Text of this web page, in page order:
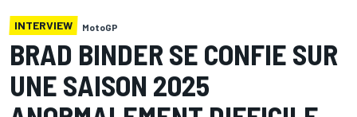
INTERVIEW MotoGP
BRAD BINDER SE CONFIE SUR
UNE SAISON 2025